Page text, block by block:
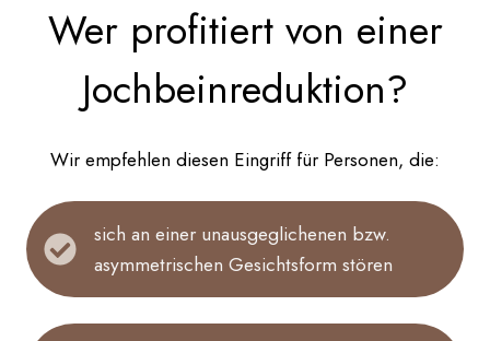
Wer profitiert von einer
Jochbeinreduktion?
Wir empfehlen diesen Eingriff für Personen, die:
sich an einer unausgeglichenen bzw.
asymmetrischen Gesichtsform stören